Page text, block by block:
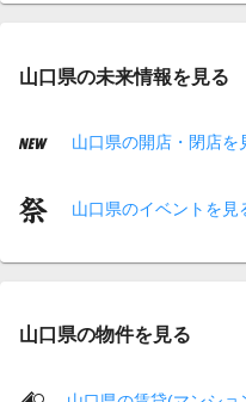
山口県の未来情報を見る
山口県の開店・閉店を
山口県のイベントを見
山口県の物件を見る